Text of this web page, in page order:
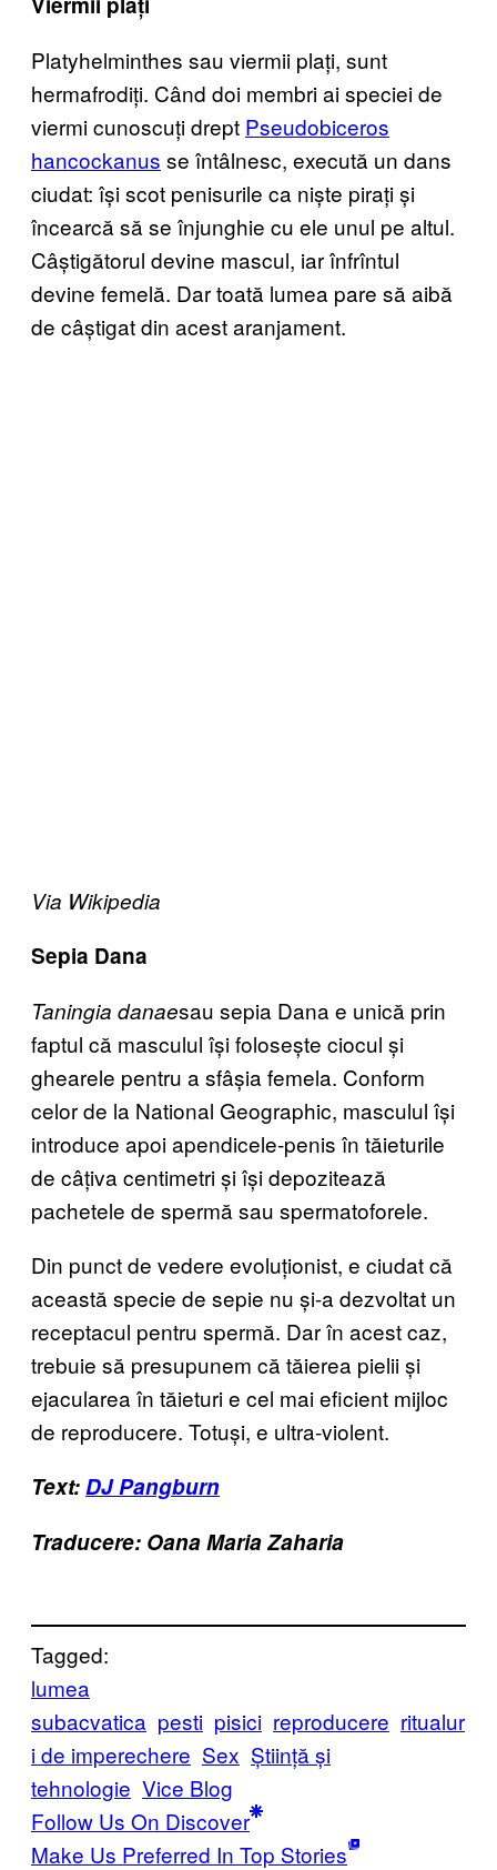
Platyhelminthes sau viermii plați, sunt
hermafrodiți. Când doi membri ai speciei de
viermi cunoscuți drept Pseudobiceros
hancockanus se întâlnesc, execută un dans
ciudat: își scot penisurile ca niște pirați și
încearcă să se înjunghie cu ele unul pe altul.
Câștigătorul devine mascul, iar înfrîntul
devine femelă. Dar toată lumea pare să aibă
de câștigat din acest aranjament.
Via Wikipedia
Sepia Dana
Taningia danaesau sepia Dana e unică prin
faptul că masculul își folosește ciocul și
ghearele pentru a sfâșia femela. Conform
celor de la National Geographic, masculul își
introduce apoi apendicele-penis în tăieturile
de câțiva centimetri și își depozitează
pachetele de spermă sau spermatoforele.
Din punct de vedere evoluționist, e ciudat că
această specie de sepie nu și-a dezvoltat un
receptacul pentru spermă. Dar în acest caz,
trebuie să presupunem că tăierea pielii și
ejacularea în tăieturi e cel mai eficient mijloc
de reproducere. Totuși, e ultra-violent.
Text:DJ Pangburn
Traducere: Oana Maria Zaharia
Tagged:
lumea
subacvatica pesti pisici reproducere ritualur
i de imperechere Sex Știință și
tehnologie Vice Blog
Follow Us On Discover
Make Us Preferred In Top Stories